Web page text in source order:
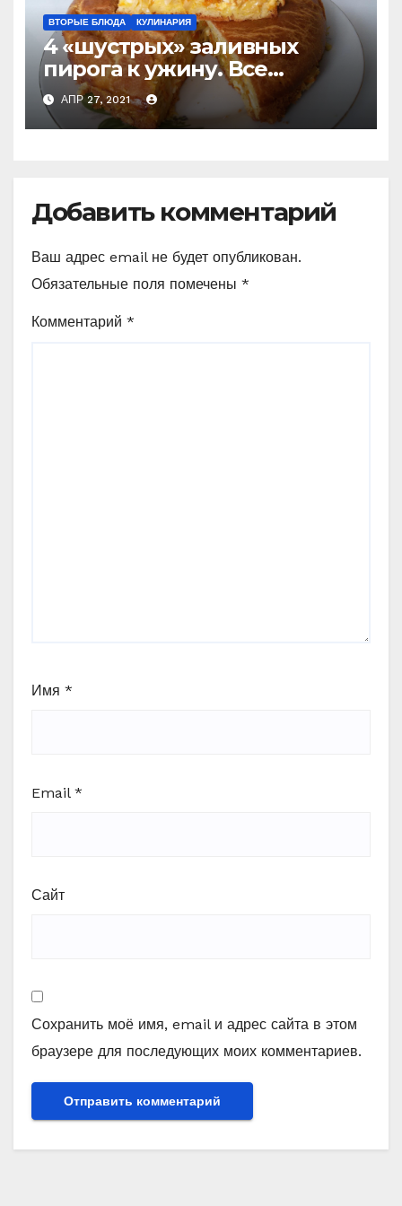
ВТОРЫЕ БЛЮДА КУЛИНАРИЯ
4 «шустрых» заливных
пирога к ужину. Все
перемешали и в духовку
(слишком просто, чтобы не
приготовить) Делюсь
АПР 27, 2021
Добавить комментарий
Ваш адрес email не будет опубликован.
Обязательные поля помечены *
Комментарий *
Имя *
Email *
Сайт
Сохранить моё имя, email и адрес сайта в этом
браузере для последующих моих комментариев.